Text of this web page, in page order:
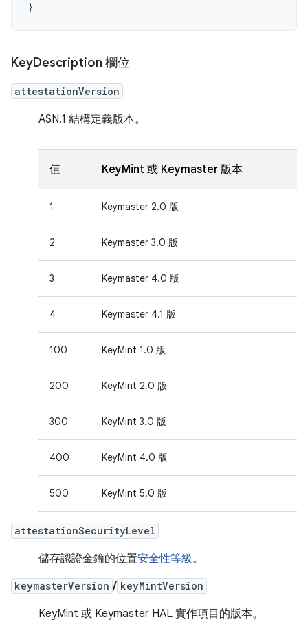
KeyDescription 欄位
attestationVersion
ASN.1 結構定義版本。
值 KeyMint 或 Keymaster 版本
1 Keymaster 2.0 版
2 Keymaster 3.0 版
3 Keymaster 4.0 版
4 Keymaster 4.1 版
100 KeyMint 1.0 版
200 KeyMint 2.0 版
300 KeyMint 3.0 版
400 KeyMint 4.0 版
500 KeyMint 5.0 版
attestationSecurityLevel
儲存認證金鑰的位置安全性等級。
keymasterVersion / keyMintVersion
KeyMint 或 Keymaster HAL 實作項目的版本。